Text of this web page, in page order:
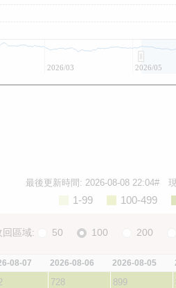
2026/03 2026/05
最後更新時間: 2026-08-08 22:04# 現
100-499
1-99
回區域: 50 100 200
08-07 2026-08-06 2026-08-05
728 899